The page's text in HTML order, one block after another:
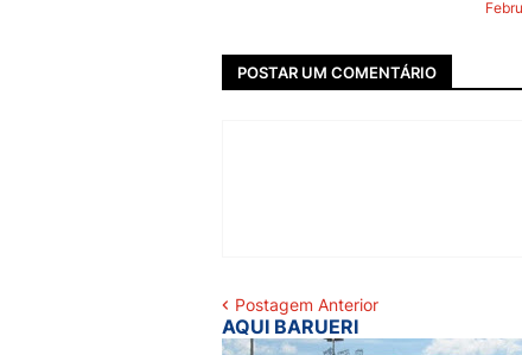
POSTAR UM COMENTÁRIO
Postagem Anterior
AQUI BARUERI